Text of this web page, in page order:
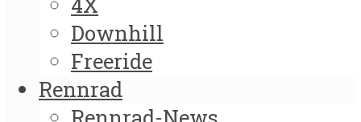
Downhill
Freeride
Rennrad